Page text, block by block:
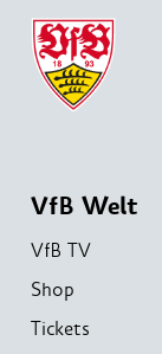
VfB Welt
VfB TV
Shop
Tickets